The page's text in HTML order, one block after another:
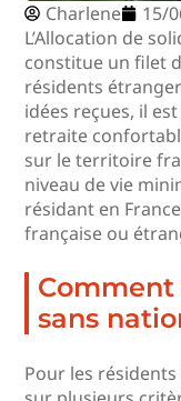
Charlene
15/
L’Allocation de
constitue un filet
résidents
idées reçues, il
retraite
sur le territoire
niveau de vie
résidant en
française ou
Comment
sans
Pour les résidents